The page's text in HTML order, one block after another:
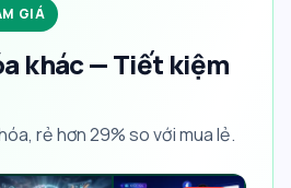
GIÁ
khác — Tiết kiệm
rẻ hơn29% so với mua lẻ.